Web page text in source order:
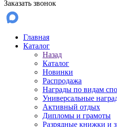
Заказать звонок
Главная
Каталог
Назад
Каталог
Новинки
Распродажа
Награды по видам
Универсальные
Активный отдых
Дипломы и грамоты
Разрядные книжки и